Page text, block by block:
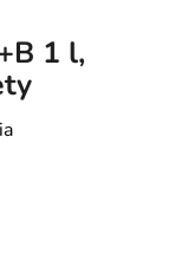
1 l,
5 hviezdičiek.